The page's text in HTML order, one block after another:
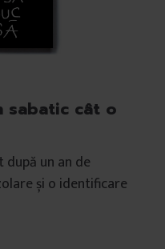
sabatic cât o
un an de
și o identificare